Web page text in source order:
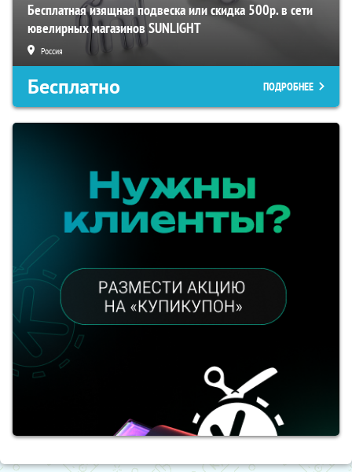
Бесплатная изящная подвеска или скидка 500р. в сети
ювелирных магазинов SUNLIGHT
Россия
Бесплатно ПОДРОБНЕЕ